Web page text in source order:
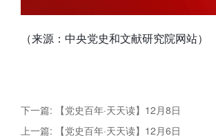
（来源：中央党史和文献研究院网站）
下一篇: 【党史百年·天天读】12月8日
上一篇: 【党史百年·天天读】12月6日